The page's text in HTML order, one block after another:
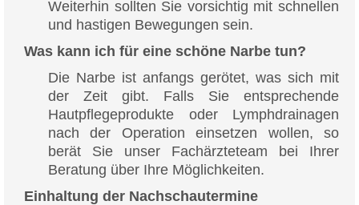
Weiterhin sollten Sie vorsichtig mit schnellen
und hastigen Bewegungen sein.
Was kann ich für eine schöne Narbe tun?
Die Narbe ist anfangs gerötet, was sich mit
der Zeit gibt. Falls Sie entsprechende
Hautpflegeprodukte oder Lymphdrainagen
nach der Operation einsetzen wollen, so
berät Sie unser Fachärzteteam bei Ihrer
Beratung über Ihre Möglichkeiten.
Einhaltung der Nachschautermine